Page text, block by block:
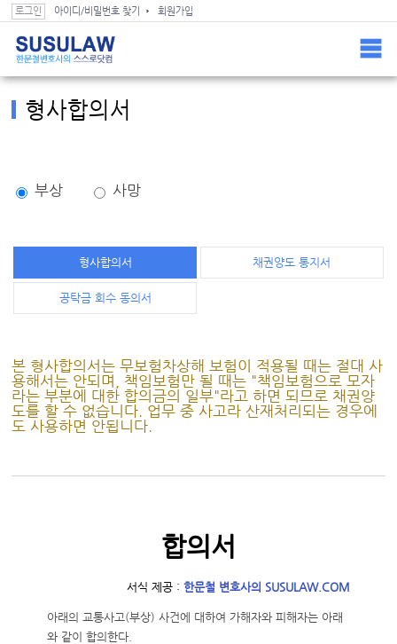
스스로닷컴 GNB 바로가기
스스로닷컴 컨텐츠(본문) 바로가기
로그인 아이디/비밀번호 찾기 회원가입
형사합의서
부상 사망
형사합의서 채권양도 통지서
공탁금 회수 동의서
본 형사합의서는 무보험차상해 보험이 적용될 때는 절대 사
용해서는 안되며, 책임보험만 될 때는 "책임보험으로 모자
라는 부분에 대한 합의금의 일부"라고 하면 되므로 채권양
도를 할 수 없습니다. 업무 중 사고라 산재처리되는 경우에
도 사용하면 안됩니다.
합의서
서식 제공 : 한문철 변호사의 SUSULAW.COM
아래의 교통사고(부상) 사건에 대하여 가해자와 피해자는 아래
와 같이 합의한다.